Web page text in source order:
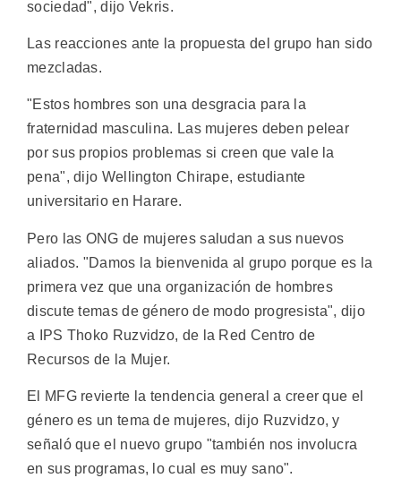
sociedad", dijo Vekris.
Las reacciones ante la propuesta del grupo han sido
mezcladas.
"Estos hombres son una desgracia para la
fraternidad masculina. Las mujeres deben pelear
por sus propios problemas si creen que vale la
pena", dijo Wellington Chirape, estudiante
universitario en Harare.
Pero las ONG de mujeres saludan a sus nuevos
aliados. "Damos la bienvenida al grupo porque es la
primera vez que una organización de hombres
discute temas de género de modo progresista", dijo
a IPS Thoko Ruzvidzo, de la Red Centro de
Recursos de la Mujer.
El MFG revierte la tendencia general a creer que el
género es un tema de mujeres, dijo Ruzvidzo, y
señaló que el nuevo grupo "también nos involucra
en sus programas, lo cual es muy sano".